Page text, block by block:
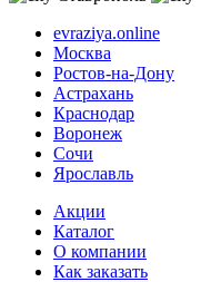
evraziya.online
Москва
Ростов-на-Дону
Астрахань
Краснодар
Воронеж
Сочи
Ярославль
Акции
Каталог
О компании
Как заказать